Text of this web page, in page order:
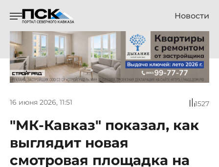
Новости
16 июня 2026, 11:51 1527
"МК-Кавказ" показал, как
выглядит новая
смотровая площадка на